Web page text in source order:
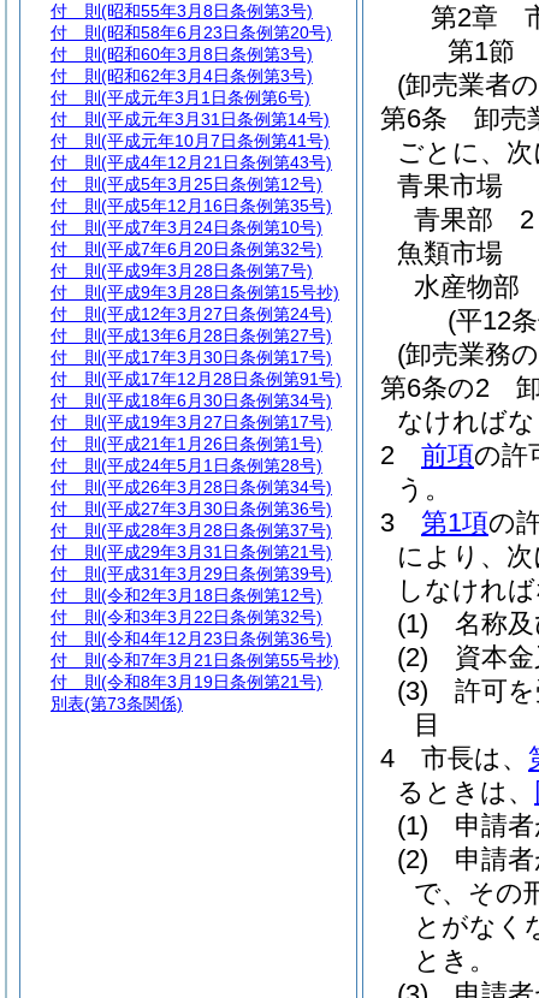
第2章
第1節
(卸売業者
第6条
卸売
ごとに、
青果市場
青果部 2
魚類市場
水産物
(平12
(卸売業務
第6条の2
なければ
2
前項の許
う。
3
第1項の
により、
しなけれ
(1)
名称
(2)
資本
(3)
許可
目
4
市長は、
るときは、
(1)
申請
(2)
申請
で、その
とがなく
とき。
付 則 (昭和55年3月8日条例第3号)
付 則 (昭和58年6月23日条例第20号)
付 則 (昭和60年3月8日条例第3号)
付 則 (昭和62年3月4日条例第3号)
付 則 (平成元年3月1日条例第6号)
付 則 (平成元年3月31日条例第14号)
付 則 (平成元年10月7日条例第41号)
付 則 (平成4年12月21日条例第43号)
付 則 (平成5年3月25日条例第12号)
付 則 (平成5年12月16日条例第35号)
付 則 (平成7年3月24日条例第10号)
付 則 (平成7年6月20日条例第32号)
付 則 (平成9年3月28日条例第7号)
付 則 (平成9年3月28日条例第15号抄)
付 則 (平成12年3月27日条例第24号)
付 則 (平成13年6月28日条例第27号)
付 則 (平成17年3月30日条例第17号)
付 則 (平成17年12月28日条例第91号)
付 則 (平成18年6月30日条例第34号)
付 則 (平成19年3月27日条例第17号)
付 則 (平成21年1月26日条例第1号)
付 則 (平成24年5月1日条例第28号)
付 則 (平成26年3月28日条例第34号)
付 則 (平成27年3月30日条例第36号)
付 則 (平成28年3月28日条例第37号)
付 則 (平成29年3月31日条例第21号)
付 則 (平成31年3月29日条例第39号)
付 則 (令和2年3月18日条例第12号)
付 則 (令和3年3月22日条例第32号)
付 則 (令和4年12月23日条例第36号)
付 則 (令和7年3月21日条例第55号抄)
付 則 (令和8年3月19日条例第21号)
別表(第73条関係)